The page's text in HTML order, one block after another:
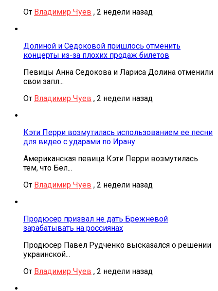
От Владимир Чуев , 2 недели назад
Долиной и Седоковой пришлось отменить
концерты из-за плохих продаж билетов
Певицы Анна Седокова и Лариса Долина отменили
свои запл...
От Владимир Чуев , 2 недели назад
Кэти Перри возмутилась использованием ее песни
для видео с ударами по Ирану
Американская певица Кэти Перри возмутилась
тем, что Бел...
От Владимир Чуев , 2 недели назад
Продюсер призвал не дать Брежневой
зарабатывать на россиянах
Продюсер Павел Рудченко высказался о решении
украинской...
От Владимир Чуев , 2 недели назад